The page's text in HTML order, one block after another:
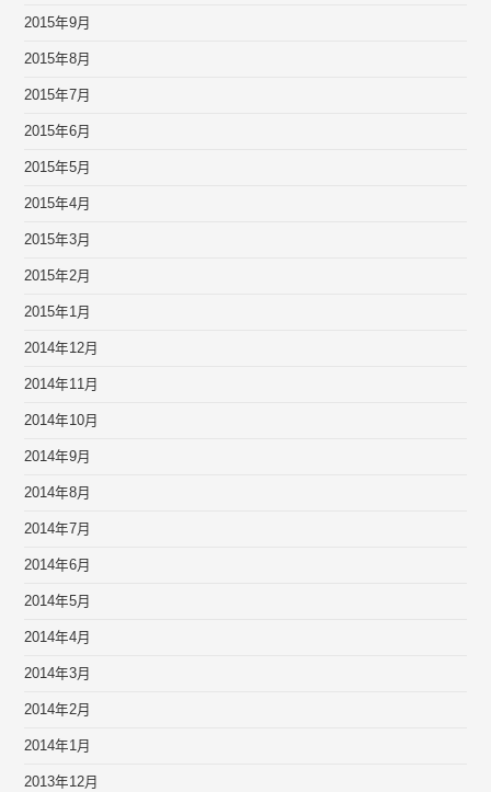
2015年9月
2015年8月
2015年7月
2015年6月
2015年5月
2015年4月
2015年3月
2015年2月
2015年1月
2014年12月
2014年11月
2014年10月
2014年9月
2014年8月
2014年7月
2014年6月
2014年5月
2014年4月
2014年3月
2014年2月
2014年1月
2013年12月